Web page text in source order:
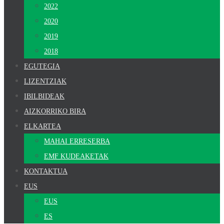
2022
2020
2019
2018
EGUTEGIA
LIZENTZIAK
IBILBIDEAK
AIZKORRIKO BIRA
ELKARTEA
MAHAI ERRESERBA
EMF KUDEAKETAK
KONTAKTUA
EUS
EUS
ES